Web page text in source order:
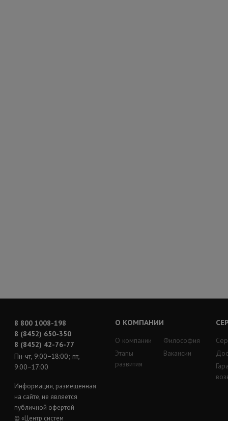
8 800 1008-198
8 (8452) 650-350
8 (8452) 42-76-77
Пн-чт, 9:00−18:00; пт,
9:00−17:00
Информация, размещенная
на сайте, не является
публичной офертой
© «Центр систем
О КОМПАНИИ
О компании
Этапы
развития
Философия
Вакансии